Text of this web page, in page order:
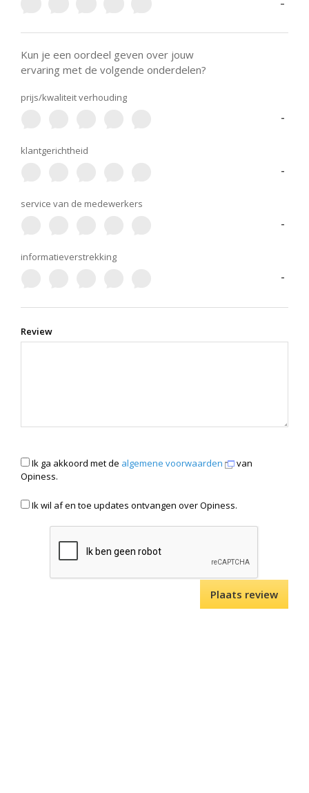
Kun je een oordeel geven over jouw
ervaring met de volgende onderdelen?
prijs/kwaliteit verhouding
-
klantgerichtheid
-
service van de medewerkers
-
informatieverstrekking
-
Review
Ik ga akkoord met de algemene voorwaarden
van
Opiness.
Ik wil af en toe updates ontvangen over Opiness.